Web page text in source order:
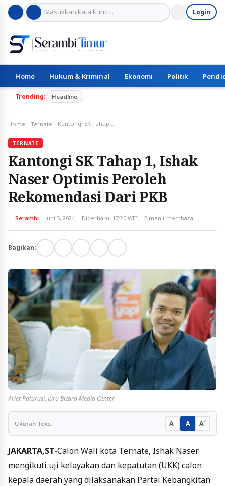
Login
Home Hukum & Kriminal Ekonomi Politik
Trending: Headline
Home Ternate Kantongi SK Tahap 1, Ishak Naser Optimis Peroleh Rekomendasi Dari PKB
TERNATE
Kantongi SK Tahap 1, Ishak
Naser Optimis Peroleh
Rekomendasi Dari PKB
Serambi Juni 5, 2024 Diperbarui 17:20 WIT 2 menit membaca
Bagikan:
Arief Paturusi, Juru Bicara Media Center
Ukuran Teks: A− A A+
JAKARTA,ST-Calon Wali kota Ternate, Ishak Naser
mengikuti uji kelayakan dan kepatutan (UKK) calon
kepala daerah yang dilaksanakan Partai Kebangkitan